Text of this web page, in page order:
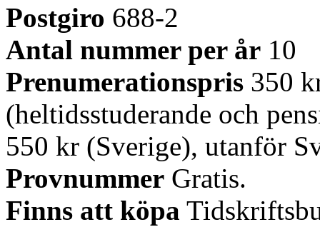
Postgiro 688-2
Antal nummer per år 10
Prenumerationspris 350
(heltidsstuderande och
550 kr (Sverige), utanför
Provnummer Gratis.
Finns att köpa